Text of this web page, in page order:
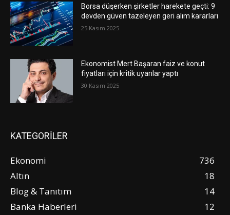
Borsa düşerken şirketler harekete geçti: 9
devden güven tazeleyen geri alım kararları
25 Kasım 2025
Ekonomist Mert Başaran faiz ve konut
fiyatları için kritik uyarılar yaptı
30 Kasım 2025
KATEGORİLER
Ekonomi
736
Altın
18
Blog & Tanıtım
14
Banka Haberleri
12